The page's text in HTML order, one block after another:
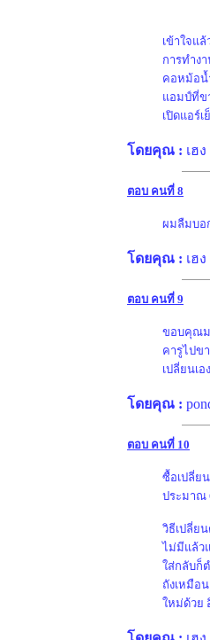
เข้าใจแ
การทำง
คอหม้อน้
แอมป์ที่ข
เปิดแอร์
โดยคุณ : เฮง
ตอบ คนที่ 8
ผมลืมบอ
โดยคุณ : เฮง
ตอบ คนที่ 9
ขอบคุณม
คารูไปข
เปลี่ยนเ
โดยคุณ :
ตอบ คนที่ 10
ซื้อเปลี่ย
ประมาณ
วิธีเปลี่ย
ไม่มีแล้ว
ใส่กลับก็
ถังเหมือ
ใหม่ด้วย